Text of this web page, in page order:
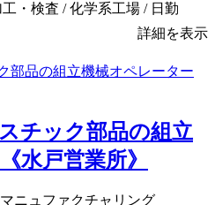
・検査 / 化学系工場 / 日勤
詳細を表示
チック部品の組立
水戸営業所》
ニュファクチャリング